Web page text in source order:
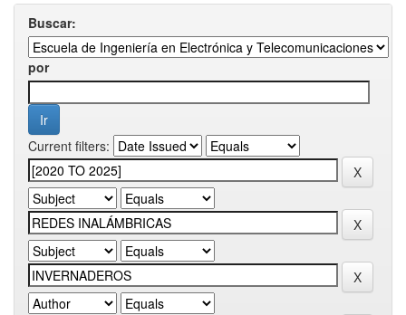
Buscar:
por
Current filters: